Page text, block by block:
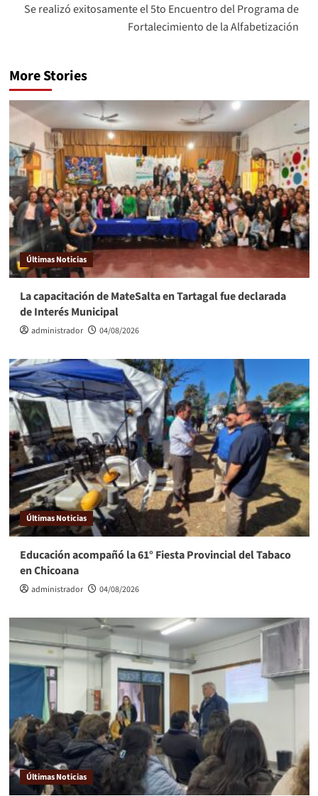
Se realizó exitosamente el 5to Encuentro del Programa de
Fortalecimiento de la Alfabetización
More Stories
Últimas Noticias
La capacitación de MateSalta en Tartagal fue declarada
de Interés Municipal
administrador 04/08/2026
Últimas Noticias
Educación acompañó la 61° Fiesta Provincial del Tabaco
en Chicoana
administrador 04/08/2026
Últimas Noticias